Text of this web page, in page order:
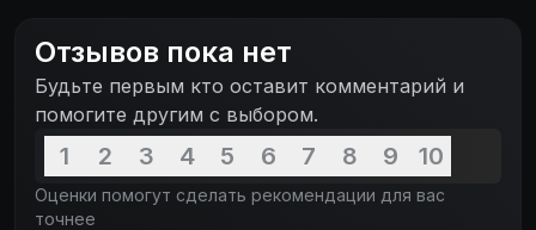
Отзывов пока нет
Будьте первым кто оставит комментарий и
помогите другим с выбором.
1 2 3 4 5 6 7 8 9 10
Оценки помогут сделать рекомендации для вас
точнее